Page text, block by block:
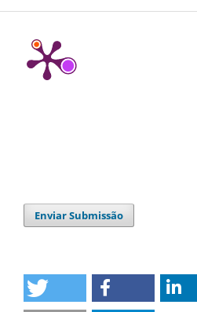
Enviar Submissão